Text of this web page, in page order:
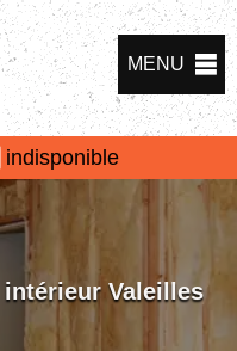
MENU
indisponible
Valeilles